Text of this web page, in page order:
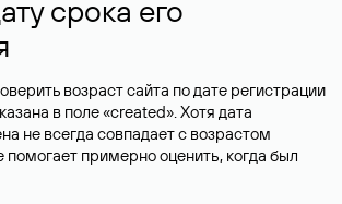
срока его
возраст сайта по дате регистрации
в поле «created». Хотя дата
не всегда совпадает с возрастом
помогает примерно оценить, когда был